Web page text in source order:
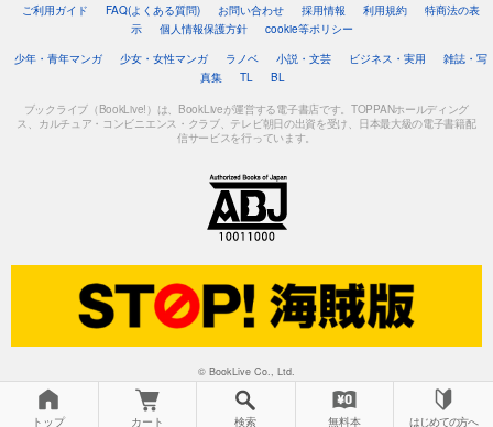
ご利用ガイド FAQ(よくある質問) お問い合わせ 採用情報 利用規約
特商法の表
示
個人情報保護方針
cookie等ポリシー
少年・青年マンガ
少女・女性マンガ ラノベ 小説・文芸 ビジネス・実用
雑誌・写
真集
TL BL
ブックライブ（BookLive!）は、BookLiveが運営する電子書店です。TOPPANホールディング
ス、カルチュア・コンビニエンス・クラブ、テレビ朝日の出資を受け、日本最大級の電子書籍配
信サービスを行っています。
© BookLive Co., Ltd.
トップ カート 検索 無料本 はじめての方へ